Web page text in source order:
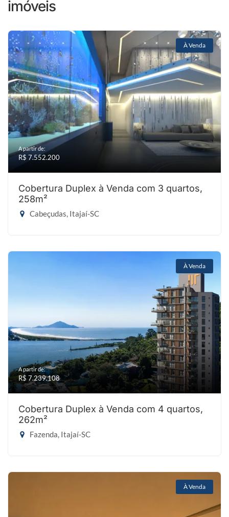
imóveis
À Venda
A partir de:
R$ 7.552.200
Cobertura Duplex à Venda com 3 quartos,
258m²
Cabeçudas, Itajaí-SC
À Venda
A partir de:
R$ 7.239.108
Cobertura Duplex à Venda com 4 quartos,
262m²
Fazenda, Itajaí-SC
À Venda